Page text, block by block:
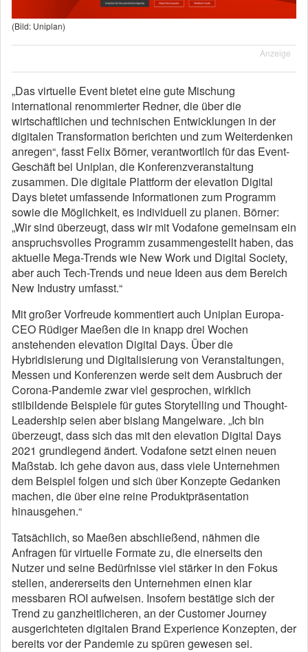
(Bild: Uniplan)
Anzeige
„Das virtuelle Event bietet eine gute Mischung
international renommierter Redner, die über die
wirtschaftlichen und technischen Entwicklungen in der
digitalen Transformation berichten und zum Weiterdenken
anregen“, fasst Felix Börner, verantwortlich für das Event-
Geschäft bei Uniplan, die Konferenzveranstaltung
zusammen. Die digitale Plattform der elevation Digital
Days bietet umfassende Informationen zum Programm
sowie die Möglichkeit, es individuell zu planen. Börner:
„Wir sind überzeugt, dass wir mit Vodafone gemeinsam ein
anspruchsvolles Programm zusammengestellt haben, das
aktuelle Mega-Trends wie New Work und Digital Society,
aber auch Tech-Trends und neue Ideen aus dem Bereich
New Industry umfasst.“
Mit großer Vorfreude kommentiert auch Uniplan Europa-
CEO Rüdiger Maeßen die in knapp drei Wochen
anstehenden elevation Digital Days. Über die
Hybridisierung und Digitalisierung von Veranstaltungen,
Messen und Konferenzen werde seit dem Ausbruch der
Corona-Pandemie zwar viel gesprochen, wirklich
stilbildende Beispiele für gutes Storytelling und Thought-
Leadership seien aber bislang Mangelware. „Ich bin
überzeugt, dass sich das mit den elevation Digital Days
2021 grundlegend ändert. Vodafone setzt einen neuen
Maßstab. Ich gehe davon aus, dass viele Unternehmen
dem Beispiel folgen und sich über Konzepte Gedanken
machen, die über eine reine Produktpräsentation
hinausgehen.“
Tatsächlich, so Maeßen abschließend, nähmen die
Anfragen für virtuelle Formate zu, die einerseits den
Nutzer und seine Bedürfnisse viel stärker in den Fokus
stellen, andererseits den Unternehmen einen klar
messbaren ROI aufweisen. Insofern bestätige sich der
Trend zu ganzheitlicheren, an der Customer Journey
ausgerichteten digitalen Brand Experience Konzepten, der
bereits vor der Pandemie zu spüren gewesen sei.